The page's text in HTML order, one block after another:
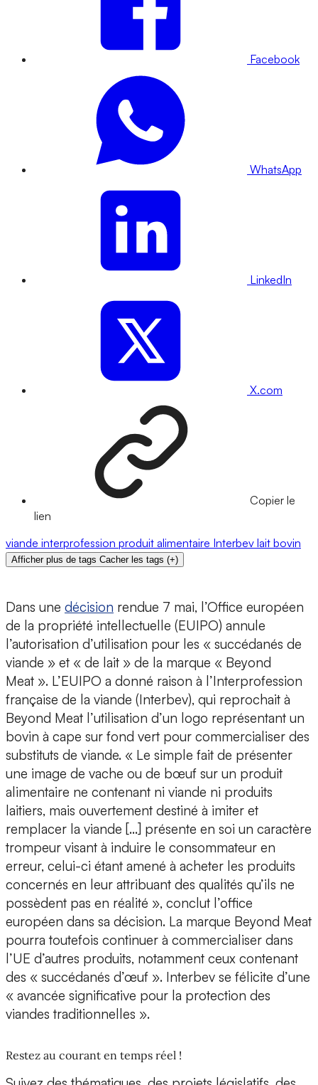
Facebook
WhatsApp
LinkedIn
X.com
Copier le
lien
viande interprofession produit alimentaire Interbev lait bovin
Afficher plus de tags Cacher les tags (+)
Dans une décision rendue 7 mai, l’Office européen
de la propriété intellectuelle (EUIPO) annule
l’autorisation d’utilisation pour les « succédanés de
viande » et « de lait » de la marque « Beyond
Meat ». L’EUIPO a donné raison à l’Interprofession
française de la viande (Interbev), qui reprochait à
Beyond Meat l’utilisation d’un logo représentant un
bovin à cape sur fond vert pour commercialiser des
substituts de viande. « Le simple fait de présenter
une image de vache ou de bœuf sur un produit
alimentaire ne contenant ni viande ni produits
laitiers, mais ouvertement destiné à imiter et
remplacer la viande […] présente en soi un caractère
trompeur visant à induire le consommateur en
erreur, celui-ci étant amené à acheter les produits
concernés en leur attribuant des qualités qu’ils ne
possèdent pas en réalité », conclut l’office
européen dans sa décision. La marque Beyond Meat
pourra toutefois continuer à commercialiser dans
l’UE d’autres produits, notamment ceux contenant
des « succédanés d’œuf ». Interbev se félicite d’une
« avancée significative pour la protection des
viandes traditionnelles ».
Restez au courant en temps réel !